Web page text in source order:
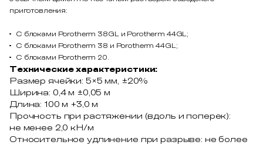
приготовления:
С блоками Porotherm 38GL и Porotherm 44GL;
С блоками Porotherm 38 и Porotherm 44GL;
С блоками Porotherm 20.
Технические характеристики:
Размер ячейки: 5×5 мм, ±20%
Ширина: 0,4 м ±0,05 м
Длина: 100 м +3,0 м
Прочность при растяжении (вдоль и поперек):
не менее 2,0 кН/м
Относительное удлинение при разрыве: не более